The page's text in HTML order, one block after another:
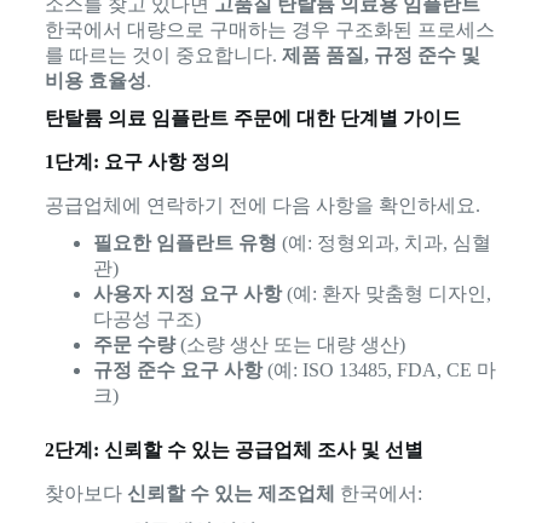
소스를 찾고 있다면
고품질 탄탈륨 의료용 임플란트
한국에서 대량으로 구매하는 경우 구조화된 프로세스
를 따르는 것이 중요합니다. 제품 품질, 규정 준수 및
비용 효율성.
탄탈륨 의료 임플란트 주문에 대한 단계별 가이드
1단계: 요구 사항 정의
공급업체에 연락하기 전에 다음 사항을 확인하세요.
필요한 임플란트 유형 (예: 정형외과, 치과, 심혈
관)
사용자 지정 요구 사항(예: 환자 맞춤형 디자인,
다공성 구조)
주문 수량(소량 생산 또는 대량 생산)
규정 준수 요구 사항(예: ISO 13485, FDA, CE 마
크)
2단계: 신뢰할 수 있는 공급업체 조사 및 선별
찾아보다 신뢰할 수 있는 제조업체
한국에서: